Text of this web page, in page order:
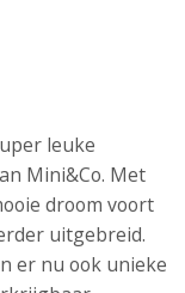
leuke
Mini&Co. Met
droom voort
uitgebreid.
er nu ook unieke